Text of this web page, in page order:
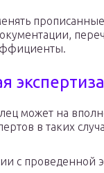
экспертиза
может на
в таких
с проведенной